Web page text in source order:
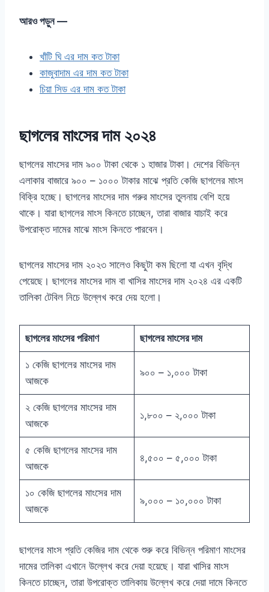
আরও পড়ুন —
খাঁটি ঘি এর দাম কত টাকা
কাজুবাদাম এর দাম কত টাকা
চিয়া সিড এর দাম কত টাকা
ছাগলের মাংসের দাম ২০২৪
ছাগলের মাংসের দাম ৯০০ টাকা থেকে ১ হাজার টাকা। দেশের বিভিন্ন
এলাকার বাজারে ৯০০ – ১০০০ টাকার মাঝে প্রতি কেজি ছাগলের মাংস
বিক্রি হচ্ছে। ছাগলের মাংসের দাম গরুর মাংসের তুলনায় বেশি হয়ে
থাকে। যারা ছাগলের মাংস কিনতে চাচ্ছেন, তারা বাজার যাচাই করে
উপরোক্ত দামের মাঝে মাংস কিনতে পারবেন।
ছাগলের মাংসের দাম ২০২৩ সালেও কিছুটা কম ছিলো যা এখন বৃদ্ধি
পেয়েছে। ছাগলের মাংসের দাম বা খাসির মাংসের দাম ২০২৪ এর একটি
তালিকা টেবিল নিচে উল্লেখ করে দেয় হলো।
ছাগলের মাংসের পরিমাণ ছাগলের মাংসের দাম
১ কেজি ছাগলের মাংসের দাম
আজকে
৯০০ – ১,০০০ টাকা
২ কেজি ছাগলের মাংসের দাম
আজকে
১,৮০০ – ২,০০০ টাকা
৫ কেজি ছাগলের মাংসের দাম
আজকে
৪,৫০০ – ৫,০০০ টাকা
১০ কেজি ছাগলের মাংসের দাম
আজকে
৯,০০০ – ১০,০০০ টাকা
ছাগলের মাংস প্রতি কেজির দাম থেকে শুরু করে বিভিন্ন পরিমাণ মাংসের
দামের তালিকা এখানে উল্লেখ করে দেয়া হয়েছে। যারা খাসির মাংস
কিনতে চাচ্ছেন, তারা উপরোক্ত তালিকায় উল্লেখ করে দেয়া দামে কিনতে